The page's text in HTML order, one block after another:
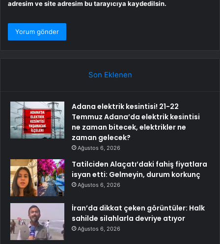
adresim ve site adresim bu tarayıcıya kaydedilsin.
Son Eklenen
Adana elektrik kesintisi! 21-22
Temmuz Adana’da elektrik kesintisi
ne zaman bitecek, elektrikler ne
zaman gelecek?
Ağustos 6, 2026
Tatilciden Alaçatı’daki fahiş fiyatlara
isyan etti: Gelmeyin, durum korkunç
Ağustos 6, 2026
İran’da dikkat çeken görüntüler: Halk
sahilde silahlarla devriye atıyor
Ağustos 6, 2026